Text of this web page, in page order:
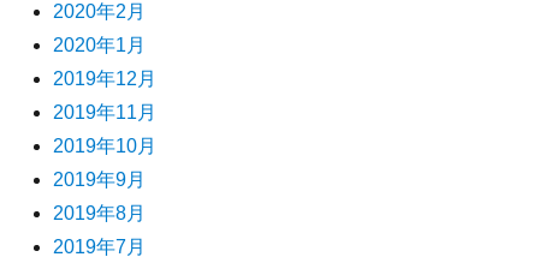
2020年2月
2020年1月
2019年12月
2019年11月
2019年10月
2019年9月
2019年8月
2019年7月